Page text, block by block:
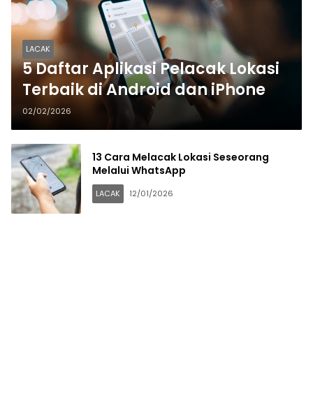
LACAK
5 Daftar Aplikasi Pelacak Lokasi
Terbaik di Android dan iPhone
02/02/2026
13 Cara Melacak Lokasi Seseorang
Melalui WhatsApp
LACAK 12/01/2026